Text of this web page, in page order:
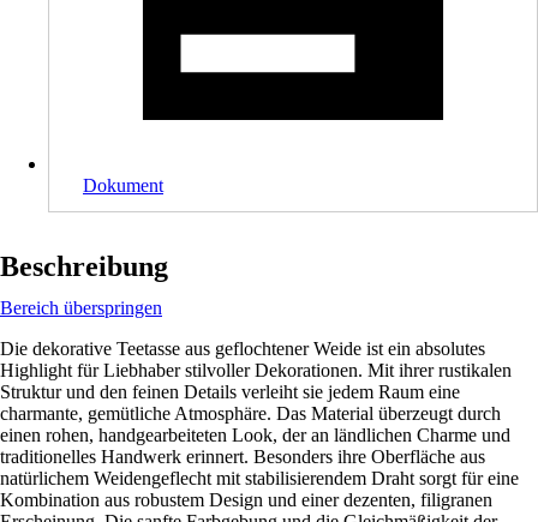
Dokument
Beschreibung
Bereich überspringen
Die dekorative Teetasse aus geflochtener Weide ist ein absolutes
Highlight für Liebhaber stilvoller Dekorationen. Mit ihrer rustikalen
Struktur und den feinen Details verleiht sie jedem Raum eine
charmante, gemütliche Atmosphäre. Das Material überzeugt durch
einen rohen, handgearbeiteten Look, der an ländlichen Charme und
traditionelles Handwerk erinnert. Besonders ihre Oberfläche aus
natürlichem Weidengeflecht mit stabilisierendem Draht sorgt für eine
Kombination aus robustem Design und einer dezenten, filigranen